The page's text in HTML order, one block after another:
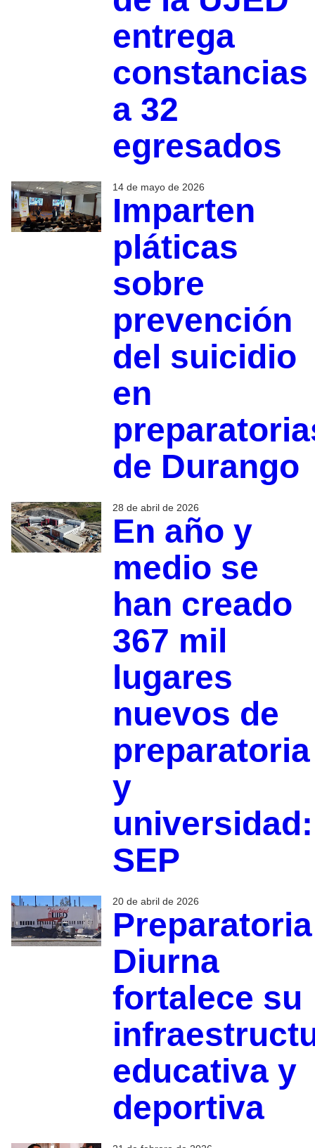
entrega
constancias
a 32
egresados
14 de mayo de 2026
Imparten
pláticas
sobre
prevención
del suicidio
en
de Durango
28 de abril de 2026
En año y
medio se
han creado
367 mil
lugares
nuevos de
preparatoria
y
universidad:
SEP
20 de abril de 2026
Preparatoria
Diurna
fortalece su
educativa y
deportiva